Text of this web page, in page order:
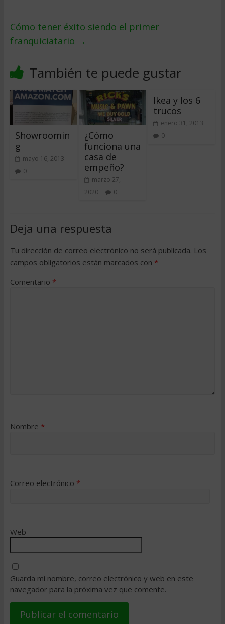
Cómo tener éxito siendo el primer
franquiciatario →
También te puede gustar
Showroomin
g
mayo 16, 2013
0
¿Cómo
funciona una
casa de
empeño?
marzo 27,
2020
0
Ikea y los 6
trucos
enero 31, 2013
0
Deja una respuesta
Tu dirección de correo electrónico no será publicada. Los
campos obligatorios están marcados con *
Comentario *
Nombre *
Correo electrónico *
Web
Guarda mi nombre, correo electrónico y web en este
navegador para la próxima vez que comente.